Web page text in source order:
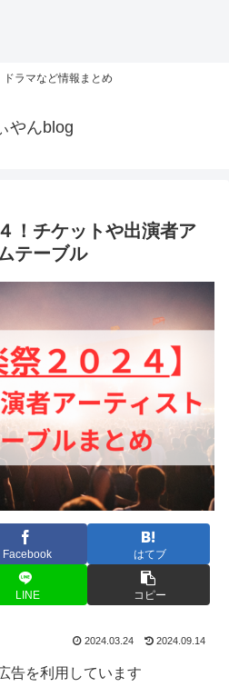
ドラマなど情報まとめ
やんblog
！チケットや出演者ア
テーブル
Facebook はてブ
LINE コピー
2024.03.24 2024.09.14
告を利用しています